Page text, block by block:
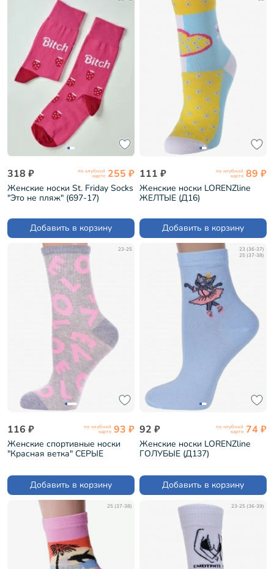
318 ₽ по клубной
карте 255 ₽
Женские носки St. Friday Socks
"Это не пляж" (697-17)
Добавить в корзину
111 ₽ по клубной
карте 89 ₽
Женские носки LORENZline
ЖЕЛТЫЕ (Д16)
Добавить в корзину
23-25
116 ₽ по клубной
карте 93 ₽
Женские спортивные носки
"Красная ветка" СЕРЫЕ
Добавить в корзину
23 (36-37)
25 (37-38)
92 ₽ по клубной
карте 74 ₽
Женские носки LORENZline
ГОЛУБЫЕ (Д137)
Добавить в корзину
25 (37-38) 23-25 (36-39)